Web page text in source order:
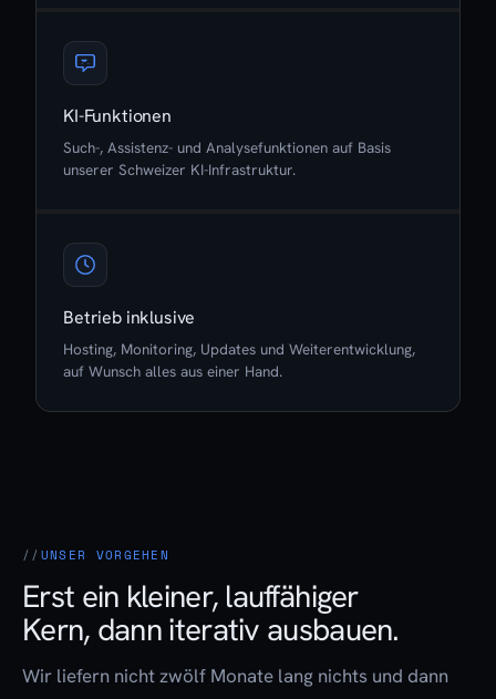
KI-Funktionen
Such-, Assistenz- und Analysefunktionen auf Basis
unserer Schweizer KI-Infrastruktur.
Betrieb inklusive
Hosting, Monitoring, Updates und Weiterentwicklung,
auf Wunsch alles aus einer Hand.
UNSER VORGEHEN
Erst ein kleiner, lauffähiger
Kern, dann iterativ ausbauen.
Wir liefern nicht zwölf Monate lang nichts und dann